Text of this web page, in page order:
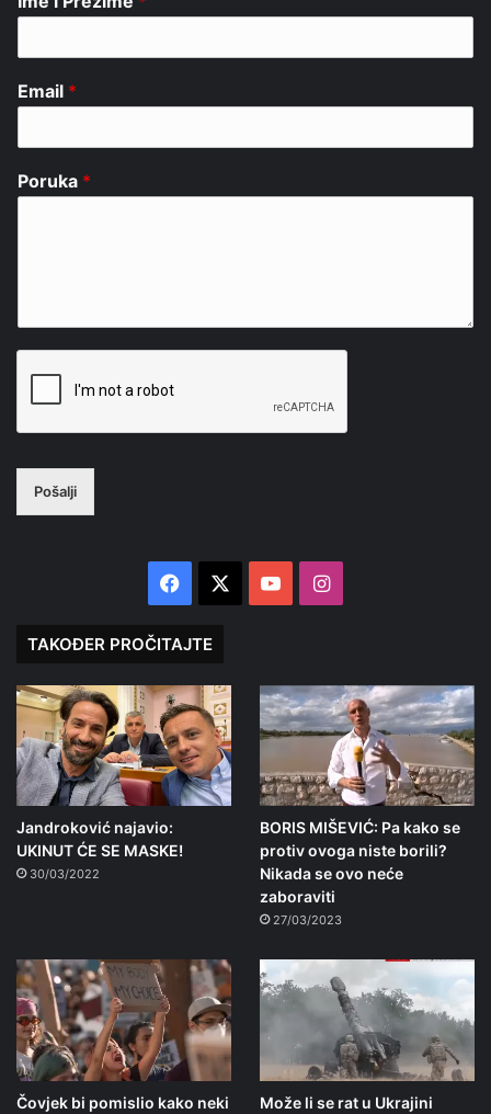
Email *
Poruka *
Pošalji
Facebook YouTubeInstagram
TAKOĐER PROČITAJTE
Jandroković najavio:
UKINUT ĆE SE MASKE!
30/03/2022
BORIS MIŠEVIĆ: Pa kako se
protiv ovoga niste borili?
Nikada se ovo neće
zaboraviti
27/03/2023
Čovjek bi pomislio kako neki
Može li se rat u Ukrajini